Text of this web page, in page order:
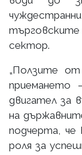
сектор.
„Ползите
приемането
двигател за
на
подчерта, че
роля за